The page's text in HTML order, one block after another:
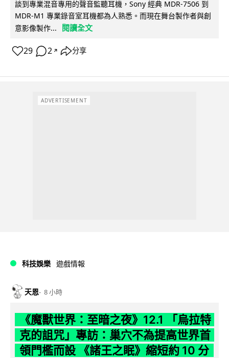
談到專業混音專用的聲音監聽耳機，Sony 經典 MDR-7506 到
MDR-M1 專業錄音室耳機都為人熟悉。而現在舞台製作者與創
意影像製作...
閱讀全文
29 2 ↗ 分享
ADVERTISEMENT
科技娛樂 遊戲情報
天恩 8 小時
《魔獸世界：至暗之夜》12.1 「烏拉特
克的詛咒」專訪：巢穴不為提高世界首
領門檻而設 《諸王之眠》縮短約 10 分